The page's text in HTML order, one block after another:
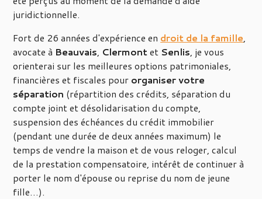
juridictionnelle.
Fort de 26 années d'expérience en droit de la famille
avocate à Beauvais Clermontet Senlis , je vous
orienterai sur les meilleures options patrimoniales,
financières et fiscales pour organiser votre
séparation (répartition des crédits, séparation du
compte joint et désolidarisation du compte,
suspension des échéances du crédit immobilier
(pendant une durée de deux années maximum) le
temps de vendre la maison et de vous reloger, calcul
de la prestation compensatoire, intérêt de continuer à
porter le nom d'épouse ou reprise du nom de jeune
fille…).